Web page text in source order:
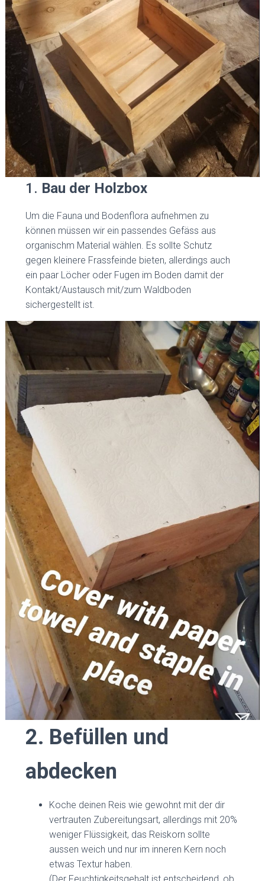
1. Bau der Holzbox
Um die Fauna und Bodenflora aufnehmen zu
können müssen wir ein passendes Gefäss aus
organischm Material wählen. Es sollte Schutz
gegen kleinere Frassfeinde bieten, allerdings auch
ein paar Löcher oder Fugen im Boden damit der
Kontakt/Austausch mit/zum Waldboden
sichergestellt ist.
2. Befüllen und
abdecken
Koche deinen Reis wie gewohnt mit der dir
vertrauten Zubereitungsart, allerdings mit 20%
weniger Flüssigkeit, das Reiskorn sollte
aussen weich und nur im inneren Kern noch
etwas Textur haben.